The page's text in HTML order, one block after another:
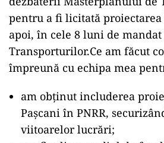
pentru a fi licitată
apoi, în cele 8 luni de
Transporturilor.Ce am făcut
împreună cu echipa mea
am obținut includerea
Pașcani în PNRR,
viitoarelor lucrări;